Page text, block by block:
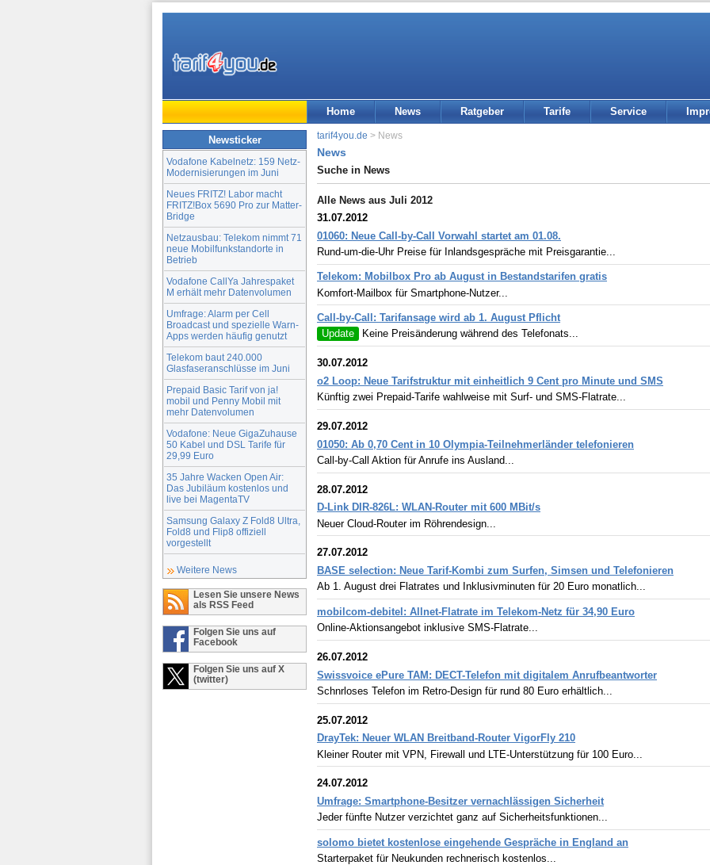
Home News Ratgeber Tarife Service
Newsticker
Vodafone Kabelnetz: 159 Netz-
Modernisierungen im Juni
Neues FRITZ! Labor macht
FRITZ!Box 5690 Pro zur Matter-
Bridge
Netzausbau: Telekom nimmt 71
neue Mobilfunkstandorte in
Betrieb
Vodafone CallYa Jahrespaket
M erhält mehr Datenvolumen
Umfrage: Alarm per Cell
Broadcast und spezielle Warn-
Apps werden häufig genutzt
Telekom baut 240.000
Glasfaseranschlüsse im Juni
Prepaid Basic Tarif von ja!
mobil und Penny Mobil mit
mehr Datenvolumen
Vodafone: Neue GigaZuhause
50 Kabel und DSL Tarife für
29,99 Euro
35 Jahre Wacken Open Air:
Das Jubiläum kostenlos und
live bei MagentaTV
Samsung Galaxy Z Fold8 Ultra,
Fold8 und Flip8 offiziell
vorgestellt
Weitere News
Lesen Sie unsere News
als RSS Feed
Folgen Sie uns auf
Facebook
Folgen Sie uns auf X
(twitter)
tarif4you.de > News
News
Suche in News
Alle News aus Juli 2012
31.07.2012
01060: Neue Call-by-Call Vorwahl startet am 01.08.
Rund-um-die-Uhr Preise für Inlandsgespräche mit Preisgarantie...
Telekom: Mobilbox Pro ab August in Bestandstarifen gratis
Komfort-Mailbox für Smartphone-Nutzer...
Call-by-Call: Tarifansage wird ab 1. August Pflicht
Update
Keine Preisänderung während des Telefonats...
30.07.2012
o2 Loop: Neue Tarifstruktur mit einheitlich 9 Cent pro Minute und SMS
Künftig zwei Prepaid-Tarife wahlweise mit Surf- und SMS-Flatrate...
29.07.2012
01050: Ab 0,70 Cent in 10 Olympia-Teilnehmerländer telefonieren
Call-by-Call Aktion für Anrufe ins Ausland...
28.07.2012
D-Link DIR-826L: WLAN-Router mit 600 MBit/s
Neuer Cloud-Router im Röhrendesign...
27.07.2012
BASE selection: Neue Tarif-Kombi zum Surfen, Simsen und Telefonieren
Ab 1. August drei Flatrates und Inklusivminuten für 20 Euro monatlich...
mobilcom-debitel: Allnet-Flatrate im Telekom-Netz für 34,90 Euro
Online-Aktionsangebot inklusive SMS-Flatrate...
26.07.2012
Swissvoice ePure TAM: DECT-Telefon mit digitalem Anrufbeantworter
Schnrloses Telefon im Retro-Design für rund 80 Euro erhältlich...
25.07.2012
DrayTek: Neuer WLAN Breitband-Router VigorFly 210
Kleiner Router mit VPN, Firewall und LTE-Unterstützung für 100 Euro...
24.07.2012
Umfrage: Smartphone-Besitzer vernachlässigen Sicherheit
Jeder fünfte Nutzer verzichtet ganz auf Sicherheitsfunktionen...
solomo bietet kostenlose eingehende Gespräche in England an
Starterpaket für Neukunden rechnerisch kostenlos...